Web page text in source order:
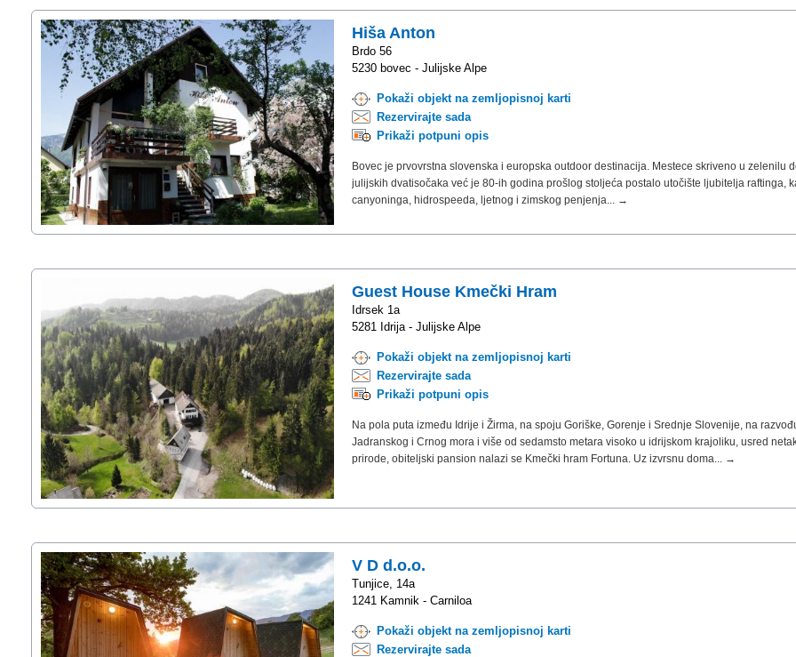
Hiša Anton
Brdo 56
5230 bovec - Julijske Alpe
Pokaži objekt na zemljopisnoj karti
Rezervirajte sada
Prikaži potpuni opis
Bovec je prvovrstna slovenska i europska outdoor destinacija. Mestece skriveno u zelenilu
julijskih dvatisočaka već je 80-ih godina prošlog stoljeća postalo utočište ljubitelja raftinga,
canyoninga, hidrospeeda, ljetnog i zimskog penjenja... →
Guest House Kmečki Hram
Idrsek 1a
5281 Idrija - Julijske Alpe
Pokaži objekt na zemljopisnoj karti
Rezervirajte sada
Prikaži potpuni opis
Na pola puta između Idrije i Žirma, na spoju Goriške, Gorenje i Srednje Slovenije, na
Jadranskog i Crnog mora i više od sedamsto metara visoko u idrijskom krajoliku, usred
prirode, obiteljski pansion nalazi se Kmečki hram Fortuna. Uz izvrsnu doma... →
V D d.o.o.
Tunjice, 14a
1241 Kamnik - Carniloa
Pokaži objekt na zemljopisnoj karti
Rezervirajte sada